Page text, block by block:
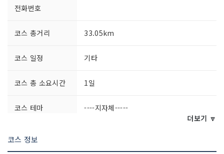
전화번호
코스 총거리 33.05km
코스 일정 기타
코스 총 소요시간 1일
코스 테마
----지자체-----
더보기 🔽
코스 정보